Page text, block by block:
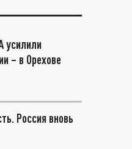
усилили
– в Орехове
Россия вновь